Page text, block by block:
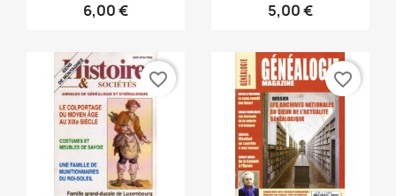
6,00 € 5,00 €
favorite_border favorite_border